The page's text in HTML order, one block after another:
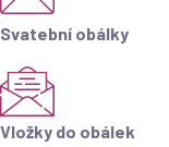
Svatební obálky
Vložky do obálek